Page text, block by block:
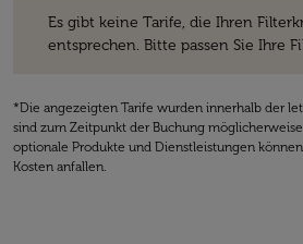
Es gibt keine Tarife, die Ihren
entsprechen. Bitte passen Sie Ihre
*Die angezeigten Tarife wurden innerhalb der
sind zum Zeitpunkt der Buchung
optionale Produkte und Dienstleistungen
Kosten anfallen.